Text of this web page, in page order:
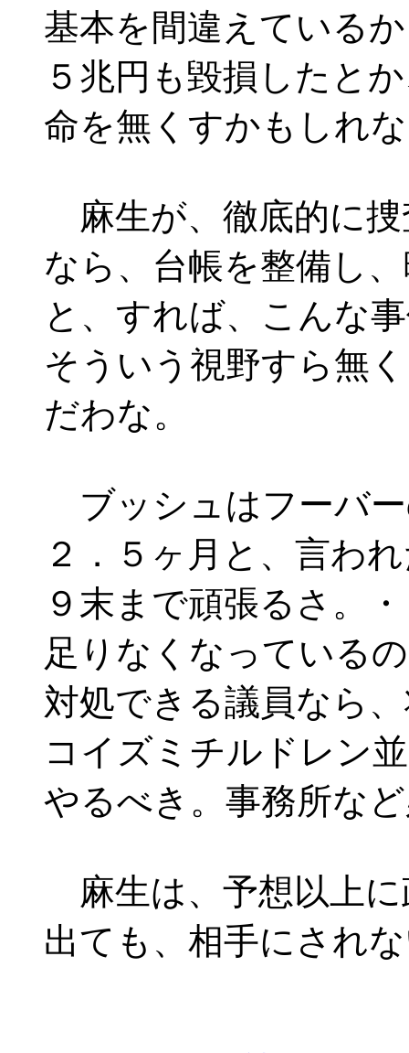
基本を間違えている
５兆円も毀損したと
命を無くすかもしれ
麻生が、徹底的に捜
なら、台帳を整備し
と、すれば、こんな
そういう視野すら無
だわな。
ブッシュはフーバー
２．５ヶ月と、言わ
９末まで頑張るさ。
足りなくなっている
対処できる議員なら
コイズミチルドレン
やるべき。事務所な
麻生は、予想以上に
出ても、相手にされ